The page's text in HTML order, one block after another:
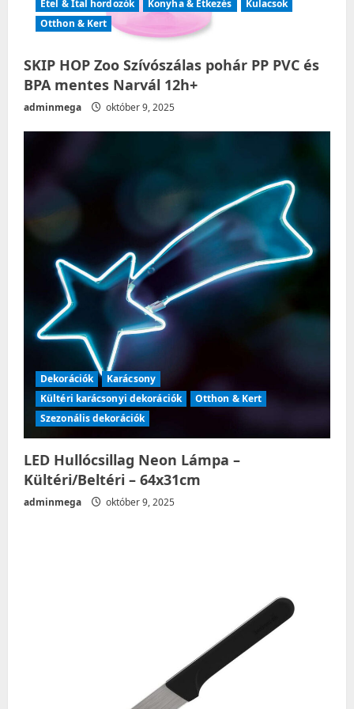
Étel & Ital hordozók Konyha & Étkezés
Kulacsok
Otthon & Kert
SKIP HOP Zoo Szívószálas pohár PP PVC és
BPA mentes Narvál 12h+
adminmega október 9, 2025
Dekorációk
Karácsony
Kültéri karácsonyi dekorációk
Otthon & Kert
Szezonális dekorációk
LED Hullócsillag Neon Lámpa –
Kültéri/Beltéri – 64x31cm
adminmega október 9, 2025